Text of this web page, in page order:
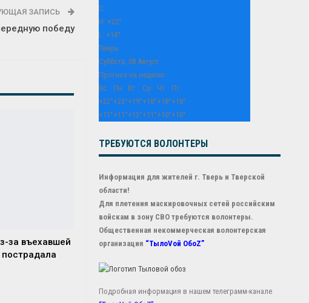
ЗАПИСЬ
победу
за въехавшей
C
H: +22°
L: +14°
Тверь
Суббота, 08 Август
Прогноз на неделю
Вс
Пн Вт Ср Чт
Пт
+22°+23°+19°+18°+18°+18°
+11°+11°+13°+11°+10°+10°
ТРЕБУЮТСЯ ВОЛОНТЕРЫ
Информация для жителей г. Тверь и Тверской
области!
Для плетения маскировочных сетей российским
войскам в зону СВО требуются волонтеры.
Общественная некоммерческая волонтерская
организация “ТылоVой ОбоZ”
Подробная информация в нашем телеграмм-канале